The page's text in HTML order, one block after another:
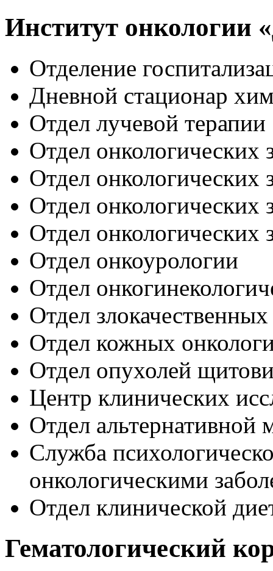
Институт онкологии
Отделение
Дневной стационар
Отдел лучевой терапии
Отдел онкологических
Отдел онкологических
Отдел онкологических
Отдел онкологических
Отдел онкоурологии
Отдел
Отдел
Отдел кожных
Отдел опухолей
Центр клинических
Отдел альтернативной
Служба
онкологическими
Отдел клинической
Гематологический